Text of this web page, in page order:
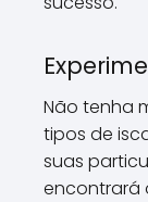
Não tenha
tipos de
suas
encontrará